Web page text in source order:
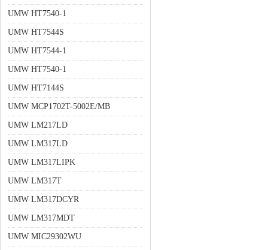
UMW HT7540-1
UMW HT7544S
UMW HT7544-1
UMW HT7540-1
UMW HT7144S
UMW MCP1702T-5002E/MB
UMW LM217LD
UMW LM317LD
UMW LM317LIPK
UMW LM317T
UMW LM317DCYR
UMW LM317MDT
UMW MIC29302WU